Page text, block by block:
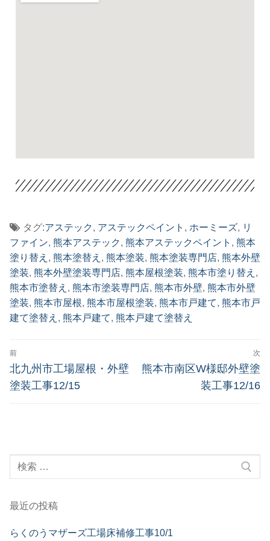
タグ:アステック , アステックペイント , ホーミーズ, リ
ファイン, 熊本アステック , 熊本アステックペイント , 熊本
塗り替え , 熊本塗替え , 熊本塗装, 熊本塗装専門店, 熊本外壁
塗装, 熊本外壁塗装専門店, 熊本屋根塗装, 熊本市塗り替え ,
熊本市塗替え , 熊本市塗装専門店, 熊本市外壁, 熊本市外壁
塗装, 熊本市屋根, 熊本市屋根塗装, 熊本市戸建て, 熊本市戸
建て塗替え , 熊本戸建て, 熊本戸建て塗替え
前
北九州市工場屋根・外壁
塗装工事12/15
次
熊本市南区W様邸外壁塗
装工事12/16
最近の投稿
らくのうマザーズ工場床補修工事10/1